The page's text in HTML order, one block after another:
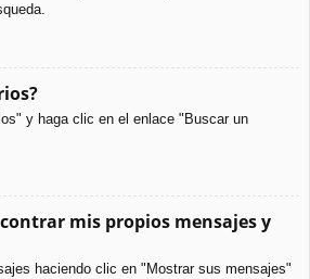
y haga clic en el enlace "Buscar un
mis propios mensajes y
haciendo clic en "Mostrar sus mensajes"